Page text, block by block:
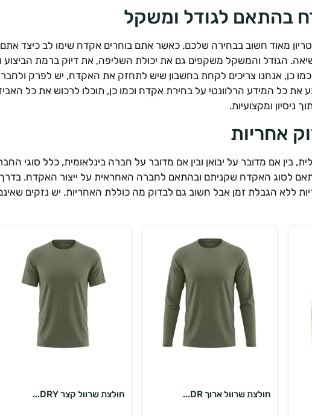
בהתאם לגודל ומשקל
מאוד חשוב בבחירה שלכם. כאשר אתם בוחרים אקדח שימו לב כיצד
הגודל והמשקל משקפים גם את יכולת השליפה, את דיוק ברמת
כן, אנחנו צריכים לקחת בחשבון שיש לתחזק את האקדח, יש לפרק
את כל המידע הרלוונטי על בחירת אקדח וכמו כן, תוכלו לרכוש את כל
ניסיון ומקצועיות.
אחריות
בין אם מדובר על יבואן ובין אם מדובר על חברה בינלאומית, כלל סוגי
לסוג האקדח שקניתם ובהתאם לחברה האחראית על ייצור האקדח. בדרך
ללא הגבלת זמן אבל חשוב גם לבדוק מה כוללת האחריות. יש נזקים
חולצת שרוול ארוך DR... חולצת שרוול קצר DRY...